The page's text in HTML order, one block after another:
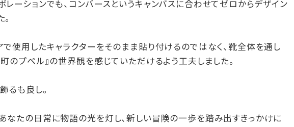
レーションでも、コンバースというキャンバスに合わせてゼロからデザイン
で使用したキャラクターをそのまま貼り付けるのではなく、靴全体を通し
町のプペル』の世界観を感じていただけるよう工夫しました。
るも良し。
なたの日常に物語の光を灯し、新しい冒険の一歩を踏み出すきっかけに